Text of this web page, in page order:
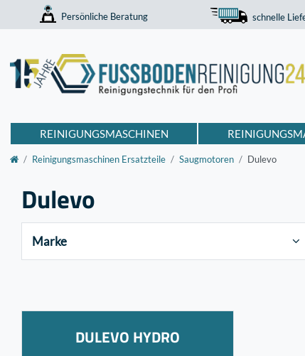
Persönliche Beratung schnelle
REINIGUNGSMASCHINEN
Reinigungsmaschinen Ersatzteile Saugmotoren Dulevo
Dulevo
Marke
DULEVO HYDRO